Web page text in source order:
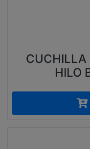
CUCHILLA
HILO